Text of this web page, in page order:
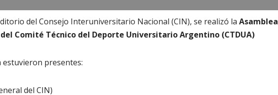
del Consejo Interuniversitario Nacional (CIN), se realizó la Asamblea
Comité Técnico del Deporte Universitario Argentino (CTDUA)
presentes:
del CIN)